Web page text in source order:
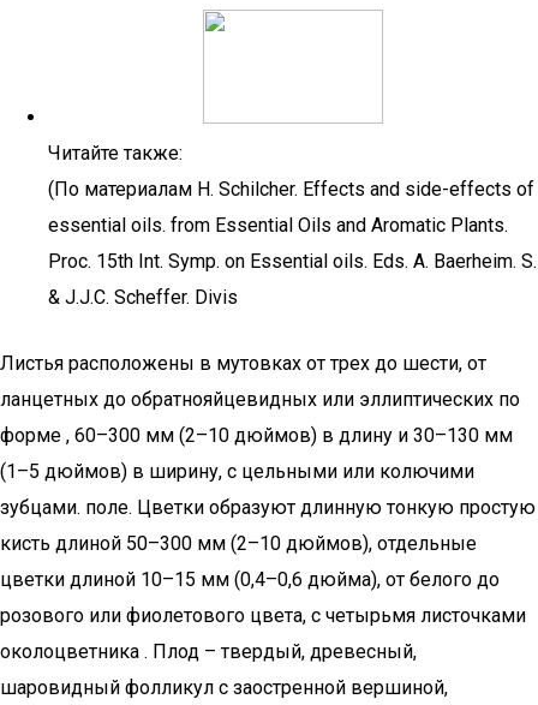
Читайте также:
(По материалам H. Schilcher. Effects and side-effects of
essential oils. from Essential Oils and Aromatic Plants.
Proc. 15th Int. Symp. on Essential oils. Eds. A. Baerheim. S.
& J.J.C. Scheffer. Divis
Листья расположены в мутовках от трех до шести, от
ланцетных до обратнояйцевидных или эллиптических по
форме , 60–300 мм (2–10 дюймов) в длину и 30–130 мм
(1–5 дюймов) в ширину, с цельными или колючими
зубцами. поле. Цветки образуют длинную тонкую простую
кисть длиной 50–300 мм (2–10 дюймов), отдельные
цветки длиной 10–15 мм (0,4–0,6 дюйма), от белого до
розового или фиолетового цвета, с четырьмя листочками
околоцветника . Плод – твердый, древесный,
шаровидный фолликул с заостренной вершиной,